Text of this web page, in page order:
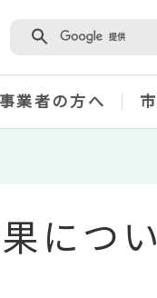
事業者の方へ
につい